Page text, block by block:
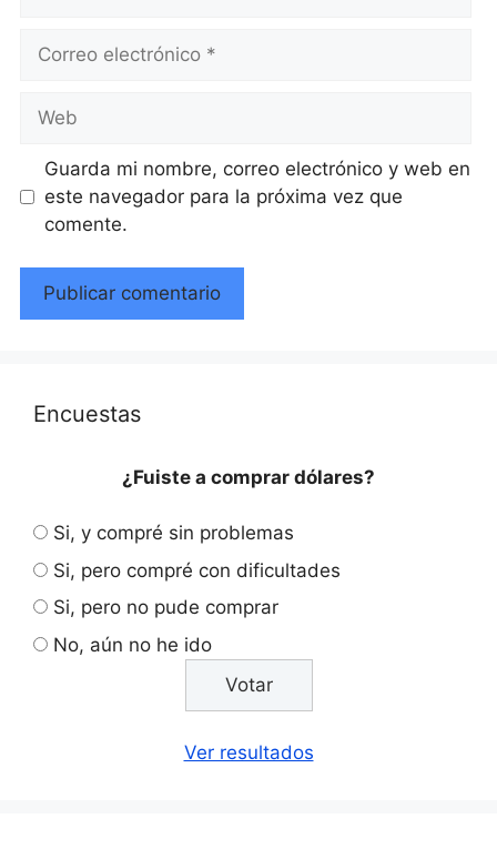
Correo
Web
Guarda mi nombre, correo electrónico y web en
este navegador para la próxima vez que
comente.
Encuestas
¿Fuiste a comprar dólares?
Si, y compré sin problemas
Si, pero compré con dificultades
Si, pero no pude comprar
No, aún no he ido
Ver resultados